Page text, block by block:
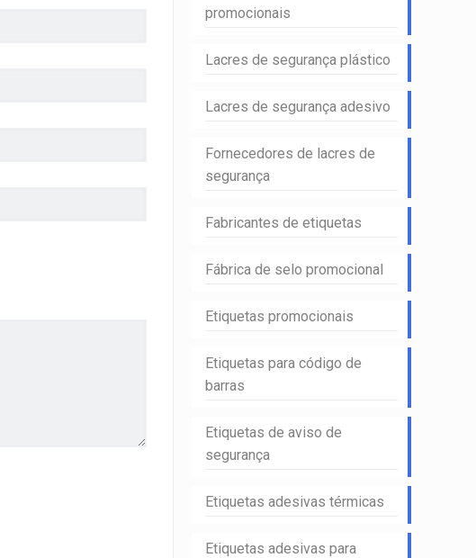
promocionais
Lacres de segurança plástico
Lacres de segurança adesivo
Fornecedores de lacres de
segurança
Fabricantes de etiquetas
Fábrica de selo promocional
Etiquetas promocionais
Etiquetas para código de
barras
Etiquetas de aviso de
segurança
Etiquetas adesivas térmicas
Etiquetas adesivas para